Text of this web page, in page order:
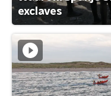
exclaves